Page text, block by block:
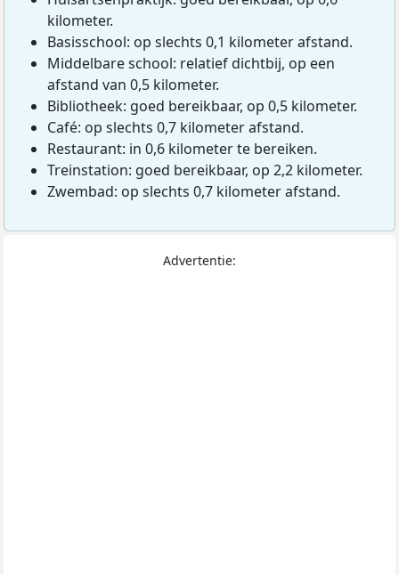
kilometer.
Basisschool: op slechts 0,1 kilometer afstand.
Middelbare school: relatief dichtbij, op een
afstand van 0,5 kilometer.
Bibliotheek: goed bereikbaar, op 0,5 kilometer.
Café: op slechts 0,7 kilometer afstand.
Restaurant: in 0,6 kilometer te bereiken.
Treinstation: goed bereikbaar, op 2,2 kilometer.
Zwembad: op slechts 0,7 kilometer afstand.
Advertentie: